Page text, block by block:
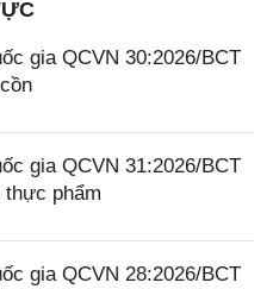
gia QCVN 30:2026/BCT
gia QCVN 31:2026/BCT
thực phẩm
gia QCVN 28:2026/BCT